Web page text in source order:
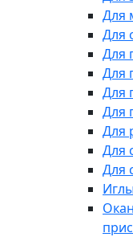
Для
Для
Для
Для
Для
Для
Для
Для
Для